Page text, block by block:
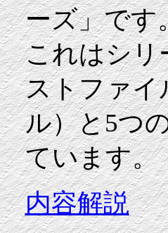
ーズ」です
これはシリ
ストファイ
ル）と5つ
ています。
内容解説